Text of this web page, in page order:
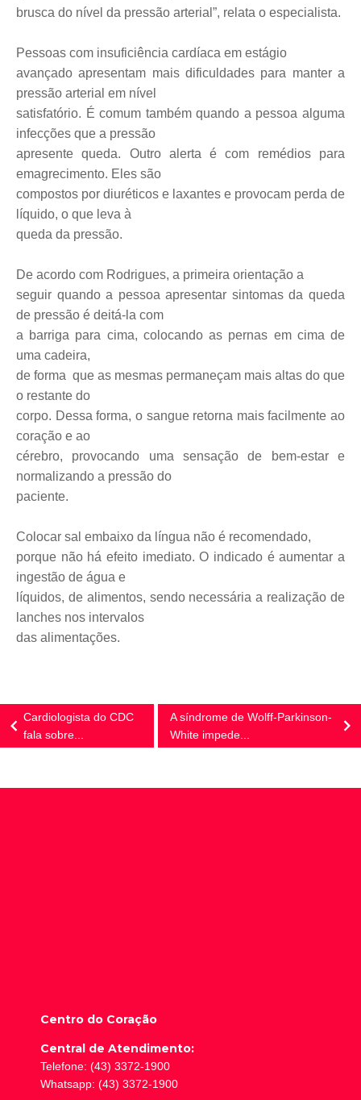
brusca do nível da pressão arterial”, relata o especialista.
Pessoas com insuficiência cardíaca em estágio
avançado apresentam mais dificuldades para manter a
pressão arterial em nível
satisfatório. É comum também quando a pessoa alguma
infecções que a pressão
apresente queda. Outro alerta é com remédios para
emagrecimento. Eles são
compostos por diuréticos e laxantes e provocam perda de
líquido, o que leva à
queda da pressão.
De acordo com Rodrigues, a primeira orientação a
seguir quando a pessoa apresentar sintomas da queda
de pressão é deitá-la com
a barriga para cima, colocando as pernas em cima de
uma cadeira,
de forma que as mesmas permaneçam mais altas do que
o restante do
corpo. Dessa forma, o sangue retorna mais facilmente ao
coração e ao
cérebro, provocando uma sensação de bem-estar e
normalizando a pressão do
paciente.
Colocar sal embaixo da língua não é recomendado,
porque não há efeito imediato. O indicado é aumentar a
ingestão de água e
líquidos, de alimentos, sendo necessária a realização de
lanches nos intervalos
das alimentações.
Cardiologista do CDC
fala sobre...
A síndrome de Wolff-Parkinson-
White impede...
Centro do Coração
Central de Atendimento:
Telefone: (43) 3372-1900
Whatsapp: (43) 3372-1900